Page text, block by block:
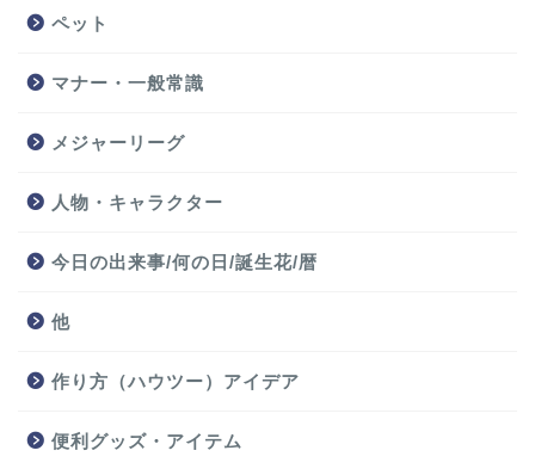
ペット
マナー・一般常識
メジャーリーグ
人物・キャラクター
今日の出来事/何の日/誕生花/暦
他
作り方（ハウツー）アイデア
便利グッズ・アイテム